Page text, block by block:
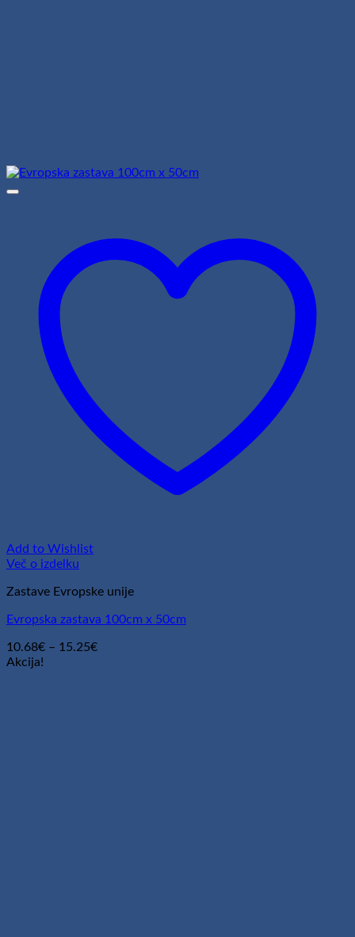
Add to Wishlist
Več o izdelku
Zastave Evropske unije
Evropska zastava 100cm x 50cm
10.68€ – 15.25€Cenovni
Akcija!